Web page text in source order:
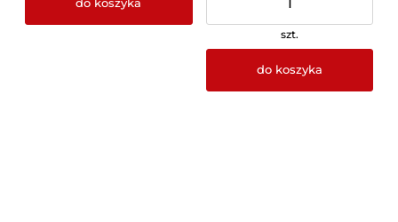
szt.
do koszyka